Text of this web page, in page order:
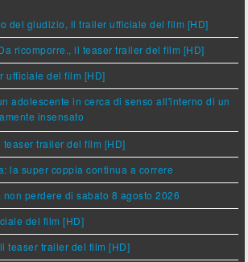
del giudizio, il trailer ufficiale del film [HD]
ricomporre., il teaser trailer del film [HD]
ufficiale del film [HD]
adolescente in cerca di senso all'interno di un
insensato
teaser trailer del film [HD]
la super coppia continua a correre
perdere di sabato 8 agosto 2026
del film [HD]
teaser trailer del film [HD]